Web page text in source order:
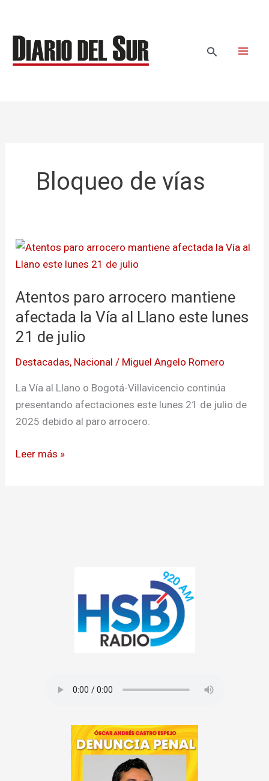
contenido
Buscar
Bloqueo de vías
Atentos paro arrocero mantiene
afectada la Vía al Llano este lunes
21 de julio
Destacadas, Nacional / Miguel Angelo Romero
La Vía al Llano o Bogotá-Villavicencio continúa
presentando afectaciones este lunes 21 de julio de
2025 debido al paro arrocero.
Atentos
paro
mantiene
afectada
la
al
de
Leer más »